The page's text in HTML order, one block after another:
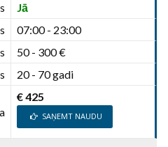
Jā
07:00 - 23:00
50 - 300 €
20 - 70 gadi
€ 425
SAŅEMT NAUDU